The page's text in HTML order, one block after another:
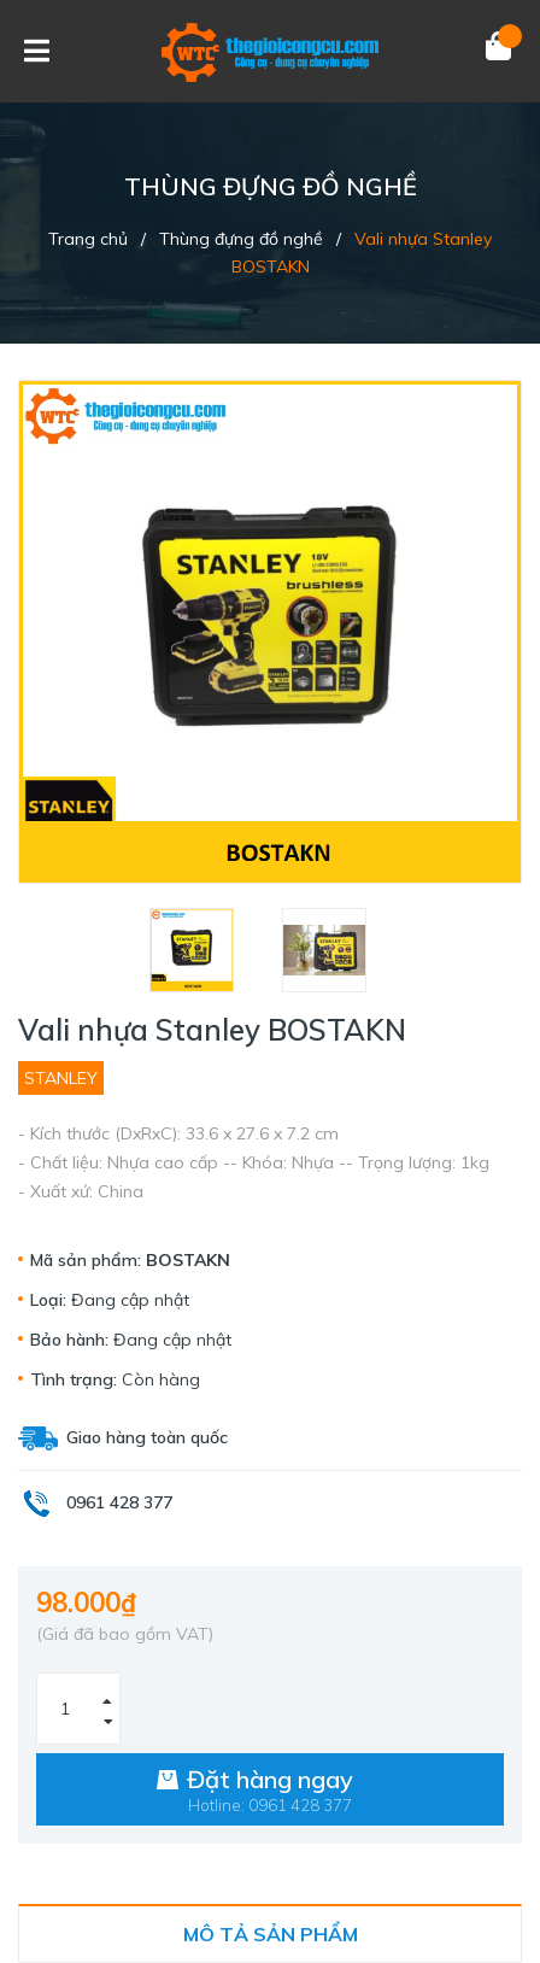
THÙNG ĐỰNG ĐỒ NGHỀ
Trang chủ / Thùng đựng đồ nghề / Vali nhựa Stanley
BOSTAKN
Vali nhựa Stanley BOSTAKN
STANLEY
- Kích thước (DxRxC): 33.6 x 27.6 x 7.2 cm
- Chất liệu: Nhựa cao cấp -- Khóa: Nhựa -- Trọng lượng: 1kg
- Xuất xứ: China
Mã sản phẩm: BOSTAKN
Loại: Đang cập nhật
Bảo hành: Đang cập nhật
Tình trạng: Còn hàng
Giao hàng toàn quốc
0961 428 377
98.000₫
(Giá đã bao gồm VAT)
Đặt hàng ngay
Hotline: 0961 428 377
MÔ TẢ SẢN PHẨM